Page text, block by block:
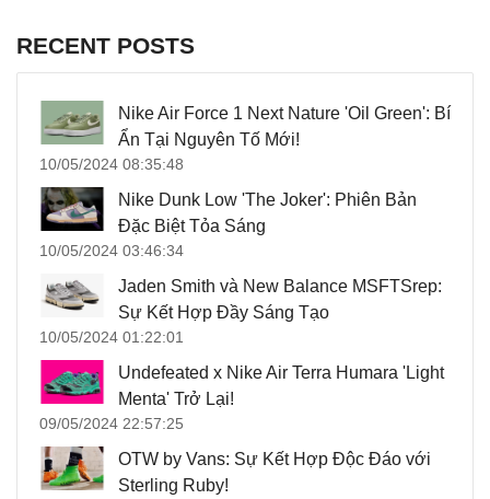
RECENT POSTS
Nike Air Force 1 Next Nature 'Oil Green': Bí
Ẩn Tại Nguyên Tố Mới!
10/05/2024 08:35:48
Nike Dunk Low 'The Joker': Phiên Bản
Đặc Biệt Tỏa Sáng
10/05/2024 03:46:34
Jaden Smith và New Balance MSFTSrep:
Sự Kết Hợp Đầy Sáng Tạo
10/05/2024 01:22:01
Undefeated x Nike Air Terra Humara 'Light
Menta' Trở Lại!
09/05/2024 22:57:25
OTW by Vans: Sự Kết Hợp Độc Đáo với
Sterling Ruby!